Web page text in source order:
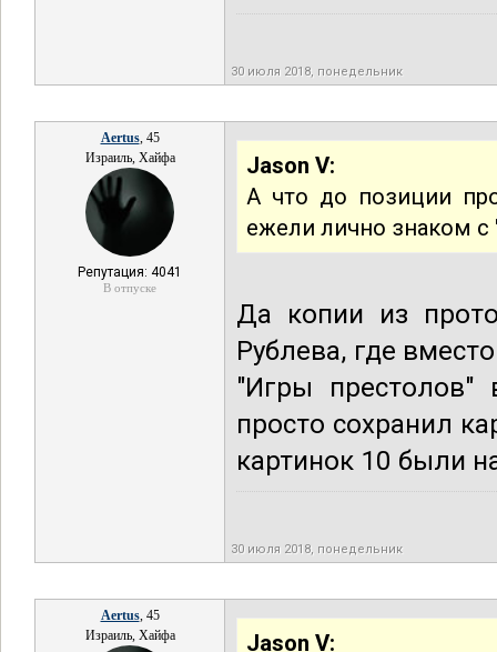
30 июля 2018, понедельник
Aertus, 45
Израиль, Хайфа
Репутация: 4041
В отпуске
Jason V:
А что до позиции
ежели лично знаком с
Да копии из
Рублева, где
"Игры престолов"
просто сохранил
картинок 10 были
30 июля 2018, понедельник
Aertus, 45
Израиль, Хайфа
Jason V: